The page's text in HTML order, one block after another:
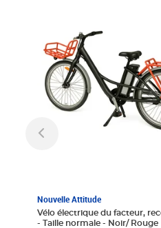
Nouvelle Attitude
Vélo électrique du facteur,
- Taille normale - Noir/ Rouge